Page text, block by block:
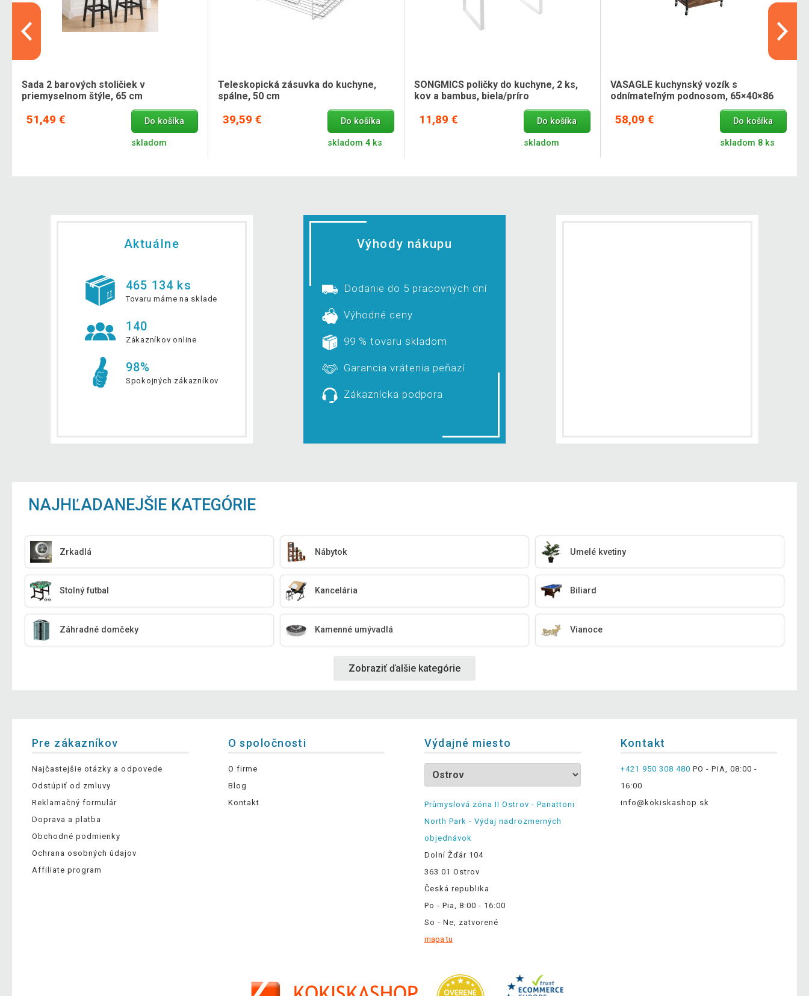
Sada 2 barových stoličiek v
priemyselnom štýle, 65 cm
51,49 € Do košíka
skladom
Teleskopická zásuvka do kuchyne,
spálne, 50 cm
39,59 € Do košíka
skladom 4 ks
SONGMICS poličky do kuchyne, 2 ks,
kov a bambus, biela/príro
11,89 € Do košíka
skladom
VASAGLE kuchynský vozík s
odnímateľným podnosom, 65×40×86
58,09 € Do košíka
skladom 8 ks
Aktuálne
465 134 ks
Tovaru máme na sklade
140
Zákazníkov online
98%
Spokojných zákazníkov
Výhody nákupu
Dodanie do 5 pracovných dní
Výhodné ceny
99 % tovaru skladom
Garancia vrátenia peňazí
Zákaznícka podpora
NAJHĽADANEJŠIE KATEGÓRIE
Zrkadlá Nábytok Umelé kvetiny
Stolný futbal Kancelária Biliard
Záhradné domčeky Kamenné umývadlá Vianoce
Zobraziť ďalšie kategórie
Pre zákazníkov
Najčastejšie otázky a odpovede
Odstúpiť od zmluvy
Reklamačný formulár
Doprava a platba
Obchodné podmienky
Ochrana osobných údajov
Affiliate program
O spoločnosti
O firme
Blog
Kontakt
Výdajné miesto
Průmyslová zóna II Ostrov - Panattoni
North Park - Výdaj nadrozmerných
objednávok
Dolní Žďár 104
363 01 Ostrov
Česká republika
Po - Pia, 8:00 - 16:00
So - Ne, zatvorené
mapa tu
Kontakt
+421 950 308 480 PO - PIA, 08:00 -
16:00
info@kokiskashop.sk